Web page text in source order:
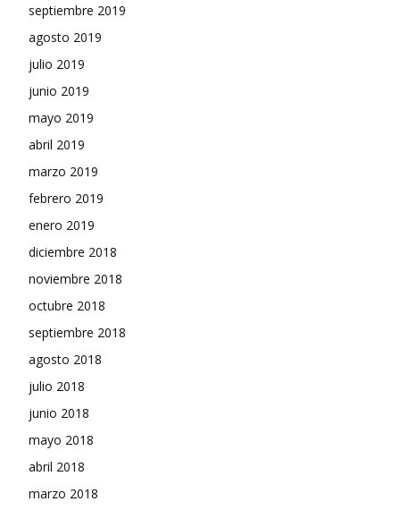
septiembre 2019
agosto 2019
julio 2019
junio 2019
mayo 2019
abril 2019
marzo 2019
febrero 2019
enero 2019
diciembre 2018
noviembre 2018
octubre 2018
septiembre 2018
agosto 2018
julio 2018
junio 2018
mayo 2018
abril 2018
marzo 2018